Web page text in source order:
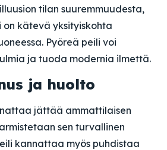
tilan suuremmuudesta,
on kätevä yksityiskohta
Pyöreä peili voi
ja tuoda modernia ilmettä.
ja huolto
jättää ammattilaisen
sen turvallinen
kannattaa myös puhdistaa